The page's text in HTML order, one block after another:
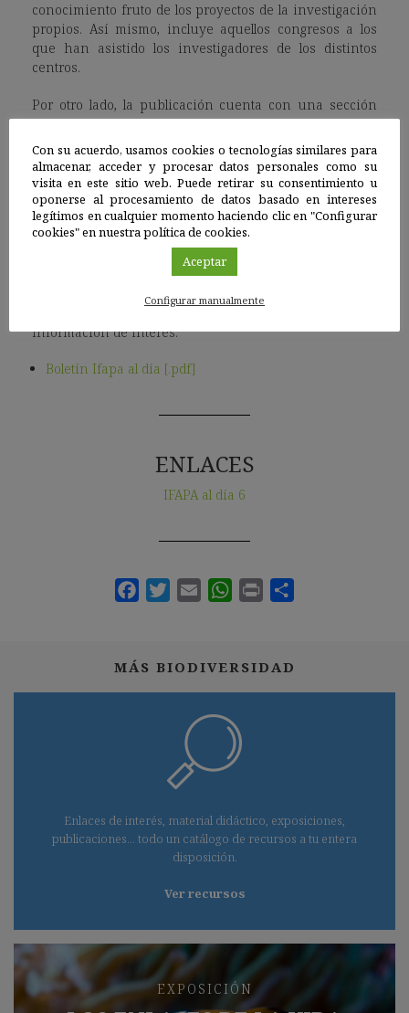
conocimiento fruto de los proyectos de la investigación
propios. Así mismo, incluye aquellos congresos a los
que han asistido los investigadores de los distintos
centros.
Por otro lado, la publicación cuenta con una sección
para aquellas noticias que se consideran destacables.
Se trata de la sección “De Especial Interés”.
La última sección del boletín recoge las publicaciones
científicas de los últimos tres meses en las que ha
participado investigadores y técnicos del Ifapa.
En definitiva, esta publicación trata de estrechar lazos
entre el investigador y la sociedad en la que se arraiga,
mejorando su mutuo conocimiento.
Información de interés:
Boletín Ifapa al día [.pdf]
ENLACES
IFAPA al día 6
MÁS BIODIVERSIDAD
Enlaces de interés, material didáctico, exposiciones,
publicaciones... todo un catálogo de recursos a tu entera
disposición.
Ver recursos
EXPOSICIÓN
Con su acuerdo, usamos cookies o tecnologías similares para
almacenar, acceder y procesar datos personales como su
visita en este sitio web. Puede retirar su consentimiento u
oponerse al procesamiento de datos basado en intereses
legítimos en cualquier momento haciendo clic en "Configurar
cookies" en nuestra política de cookies.
Aceptar
Configurar manualmente